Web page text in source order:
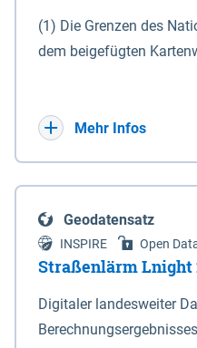
(1) Die Grenzen des
dem beigefügten
(DTK) im Maßstab 1 :
verkleinerte Amtliche
projizierte Koordinaten
Terrestrischen
der Universalen
bezogen auf die Zone
(Anlage 4); Gleiches gilt
Mehr Infos
Geodatensatz
INSPIRE Open
Straßenlärm Lnight
Digitaler landesweiter